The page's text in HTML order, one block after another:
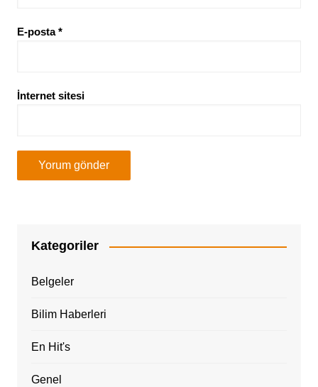
E-posta*
İnternet sitesi
Kategoriler
Belgeler
Bilim Haberleri
En Hit's
Genel